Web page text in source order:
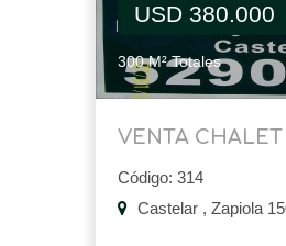
USD 380.000
300 M² Totales
VENTA CHALET
Código: 314
Castelar , Zapiola